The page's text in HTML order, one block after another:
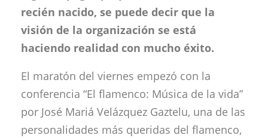
recién nacido, se puede decir que la
visión de la organización se está
haciendo realidad con mucho éxito.
El maratón del viernes empezó con la
conferencia “El flamenco: Música de la vida”
por José Mariá Velázquez Gaztelu, una de las
personalidades más queridas del flamenco,